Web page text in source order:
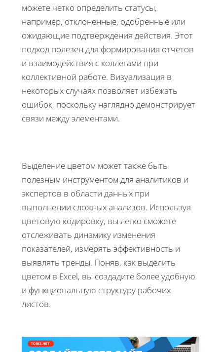
можете четко определить статусы,
например, отклоненные, одобренные или
ожидающие подтверждения действия. Этот
подход полезен для формирования отчетов
и взаимодействия с коллегами при
коллективной работе. Визуализация в
некоторых случаях позволяет избежать
ошибок, поскольку наглядно демонстрирует
связи между элементами.
Выделение цветом может также быть
полезным инструментом для аналитиков и
экспертов в области данных при
выполнении сложных анализов. Используя
цветовую кодировку, вы легко сможете
отслеживать динамику изменения
показателей, измерять эффективность и
выявлять тренды. Поняв, как выделить
цветом в Excel, вы создадите более удобную
и функциональную структуру рабочих
листов.